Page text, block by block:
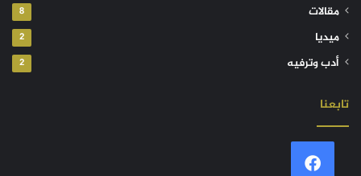
مقالات 8
ميديا 2
أدب وترفيه 2
تابعنا